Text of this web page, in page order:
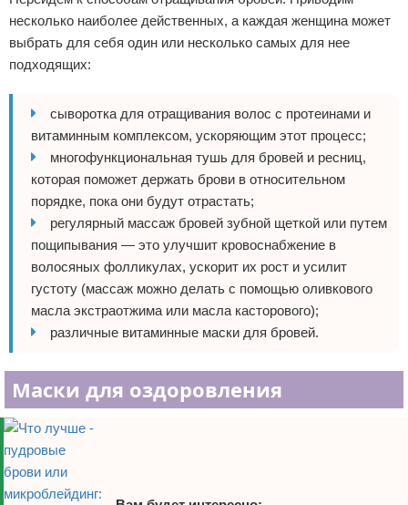
несколько наиболее действенных, а каждая женщина может
выбрать для себя один или несколько самых для нее
подходящих:
сыворотка для отращивания волос с протеинами и
витаминным комплексом, ускоряющим этот процесс;
многофункциональная тушь для бровей и ресниц,
которая поможет держать брови в относительном
порядке, пока они будут отрастать;
регулярный массаж бровей зубной щеткой или путем
пощипывания — это улучшит кровоснабжение в
волосяных фолликулах, ускорит их рост и усилит
густоту (массаж можно делать с помощью оливкового
масла экстраотжима или масла касторового);
различные витаминные маски для бровей.
Маски для оздоровления